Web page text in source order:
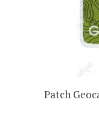
Patch